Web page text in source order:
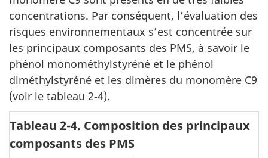
concentrations. Par conséquent, l’évaluation des
risques environnementaux s’est concentrée sur
les principaux composants des PMS, à savoir le
phénol monométhylstyréné et le phénol
diméthylstyréné et les dimères du monomère C9
(voir le tableau 2‑4).
Tableau 2-4. Composition des principaux
composants des PMS